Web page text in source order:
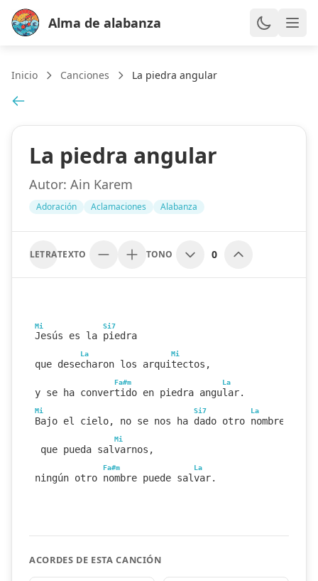
Alma de alabanza
Inicio Canciones La piedra angular
La piedra angular
Autor: Ain Karem
Adoración Aclamaciones Alabanza
LETRATEXTO TONO 0
Mi Si7
Jesús es la piedra
La Mi
que desecharon los arquitectos,
Fa#m La
y se ha convertido en piedra angular.
Mi Si7 La
Bajo el cielo, no se nos ha dado otro nombre
Mi
que pueda salvarnos,
Fa#m La
ningún otro nombre puede salvar.
ACORDES DE ESTA CANCIÓN